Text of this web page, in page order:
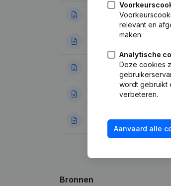
25-04-2018
12-02-2014
18-10-2011
09-07-2010
Bronnen
relevant en
maken.
Analytische
Deze cookies
wordt gebruikt
verbeteren.
Aanvaard alle